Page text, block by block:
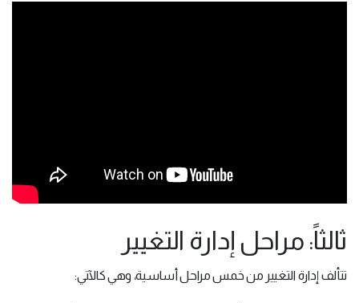
ثالثاً: مراحل إدارة التغيير
تتألف إدارة التغيير من خمس مراحل أساسية، وهي كالآتي: